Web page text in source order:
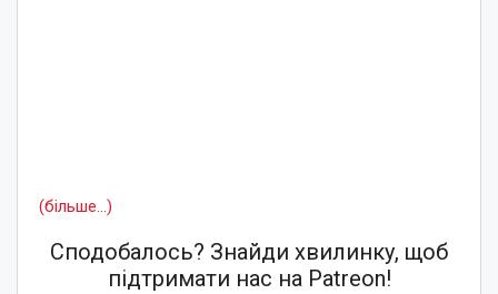
(більше…)
Сподобалось? Знайди хвилинку, щоб
підтримати нас на Patreon!